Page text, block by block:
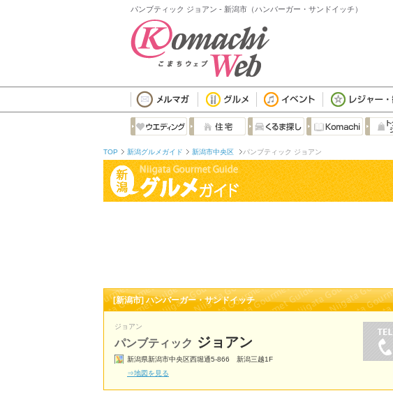
パンブティック ジョアン - 新潟市（ハンバーガー・サンドイッチ）
TOP 新潟グルメガイド 新潟市中央区 パンブティック ジョアン
[新潟市] ハンバーガー・サンドイッチ
ジョアン
パンブティック ジョアン
新潟県新潟市中央区西堀通5-866 新潟三越1F
⇒地図を見る